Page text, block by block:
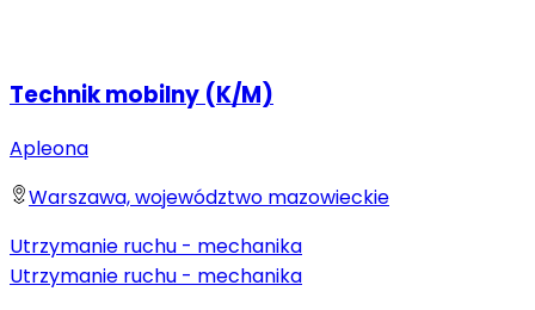
Technik mobilny (K/M)
Apleona
Warszawa, województwo mazowieckie
Utrzymanie ruchu - mechanika
Utrzymanie ruchu - mechanika